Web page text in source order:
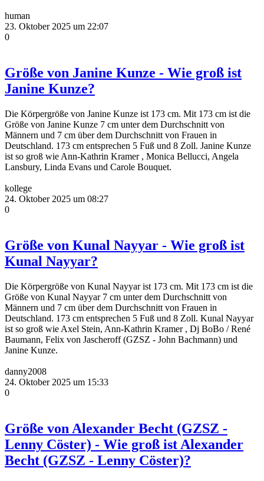
human
23. Oktober 2025 um 22:07
0
Größe von Janine Kunze - Wie groß ist
Janine Kunze?
Die Körpergröße von Janine Kunze ist 173 cm. Mit 173 cm ist die
Größe von Janine Kunze 7 cm unter dem Durchschnitt von
Männern und 7 cm über dem Durchschnitt von Frauen in
Deutschland. 173 cm entsprechen 5 Fuß und 8 Zoll. Janine Kunze
ist so groß wie Ann-Kathrin Kramer , Monica Bellucci, Angela
Lansbury, Linda Evans und Carole Bouquet.
kollege
24. Oktober 2025 um 08:27
0
Größe von Kunal Nayyar - Wie groß ist
Kunal Nayyar?
Die Körpergröße von Kunal Nayyar ist 173 cm. Mit 173 cm ist die
Größe von Kunal Nayyar 7 cm unter dem Durchschnitt von
Männern und 7 cm über dem Durchschnitt von Frauen in
Deutschland. 173 cm entsprechen 5 Fuß und 8 Zoll. Kunal Nayyar
ist so groß wie Axel Stein, Ann-Kathrin Kramer , Dj BoBo / René
Baumann, Felix von Jascheroff (GZSZ - John Bachmann) und
Janine Kunze.
danny2008
24. Oktober 2025 um 15:33
0
Größe von Alexander Becht (GZSZ -
Lenny Cöster) - Wie groß ist Alexander
Becht (GZSZ - Lenny Cöster)?